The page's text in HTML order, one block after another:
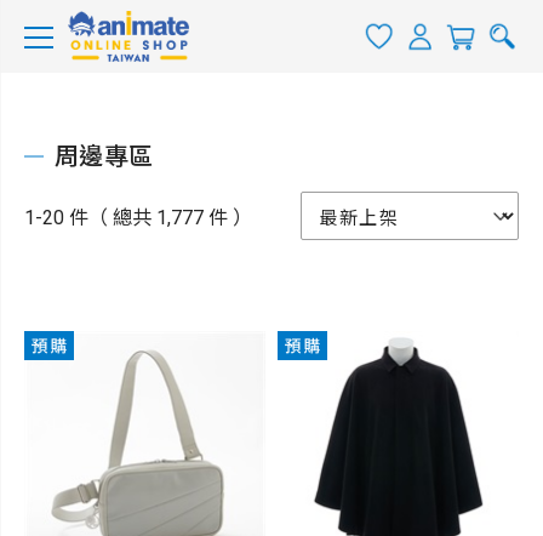
周邊專區
1-20 件（ 總共 1,777 件 ）